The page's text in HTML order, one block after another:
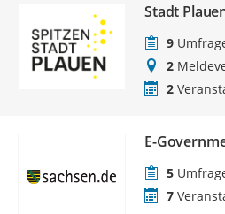
Stadt
9
2
2
E-
5
7